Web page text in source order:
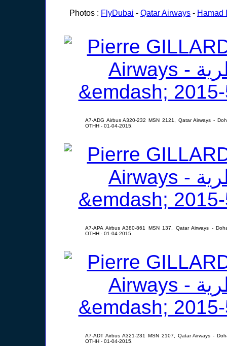
Photos : FlyDubai - Qatar Airways - Hamad
A7-ADG Airbus A320-232 MSN 2121, Qatar Airways -
OTHH - 01-04-2015.
A7-APA Airbus A380-861 MSN 137, Qatar Airways -
OTHH - 01-04-2015.
A7-ADT Airbus A321-231 MSN 2107, Qatar Airways -
OTHH - 01-04-2015.